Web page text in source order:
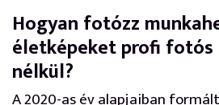
Hogyan fotózz
életképeket profi
nélkül?
A 2020-as év alapjaiban